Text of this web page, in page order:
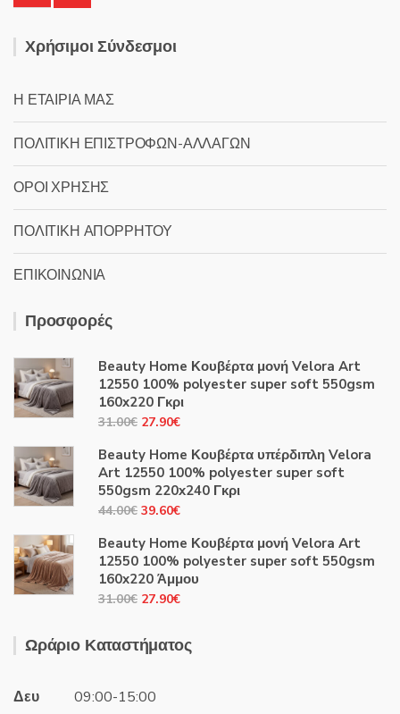
Χρήσιμοι Σύνδεσμοι
Η ΕΤΑΙΡΙΑ ΜΑΣ
ΠΟΛΙΤΙΚΗ ΕΠΙΣΤΡΟΦΩΝ-ΑΛΛΑΓΩΝ
ΟΡΟΙ ΧΡΗΣΗΣ
ΠΟΛΙΤΙΚΗ ΑΠΟΡΡΗΤΟΥ
ΕΠΙΚΟΙΝΩΝΙΑ
Προσφορές
Beauty Home Κουβέρτα μονή Velora Art
12550 100% polyester super soft 550gsm
160x220 Γκρι
31.00€ Original
was:
31.00€.
27.90€Η
τιμή
είναι:
27.90€.
Beauty Home Κουβέρτα υπέρδιπλη Velora
Art 12550 100% polyester super soft
550gsm 220x240 Γκρι
44.00€ Original
was:
44.00€.
39.60€Η
τιμή
είναι:
39.60€.
Beauty Home Κουβέρτα μονή Velora Art
12550 100% polyester super soft 550gsm
160x220 Άμμου
31.00€ Original
was:
27.90€Η
τιμή
Ωράριο Καταστήματος
Δευ 09:00-15:00